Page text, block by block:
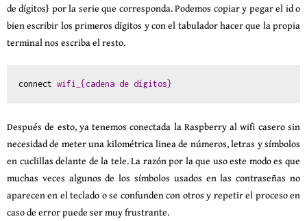
de dígitos} por la serie que corresponda. Podemos copiar y pegar el id o
bien escribir los primeros dígitos y con el tabulador hacer que la propia
terminal nos escriba el resto.
connect wifi_{cadena de dígitos}
Después de esto, ya tenemos conectada la Raspberry al wifi casero sin
necesidad de meter una kilométrica linea de números, letras y símbolos
en cuclillas delante de la tele. La razón por la que uso este modo es que
muchas veces algunos de los símbolos usados en las contraseñas no
aparecen en el teclado o se confunden con otros y repetir el proceso en
caso de error puede ser muy frustrante.